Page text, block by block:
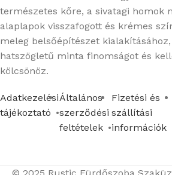
természetes kőre, a sivatagi homok
alaplapok visszafogott és krémes
meleg belsőépítészet
hatszögletű minta finomságot és
kölcsönöz.
Adatkezelési
tájékoztató
Általános
szerződési
feltételek
Fizetési és
szállítási
információk